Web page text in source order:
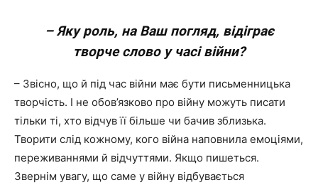
– Яку роль, на Ваш погляд, відіграє
творче слово у часі війни?
– Звісно, що й під час війни має бути письменницька
творчість. І не обов’язково про війну можуть писати
тільки ті, хто відчув її більше чи бачив зблизька.
Творити слід кожному, кого війна наповнила емоціями,
переживаннями й відчуттями. Якщо пишеться.
Звернім увагу, що саме у війну відбувається